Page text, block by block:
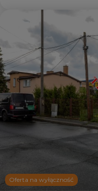
Oferta na wyłączność